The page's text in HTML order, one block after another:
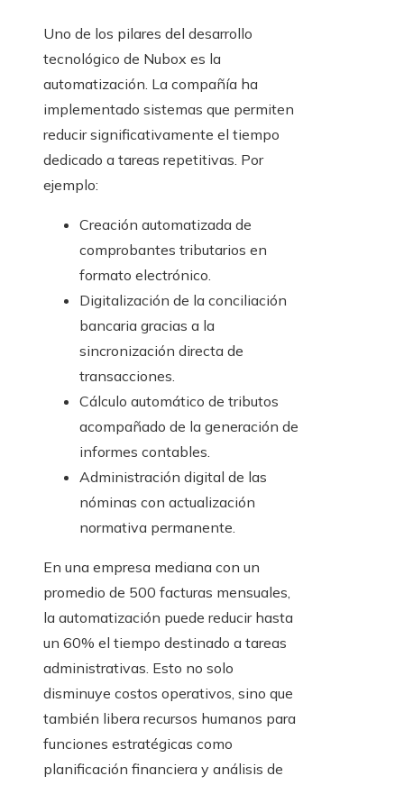
Uno de los pilares del desarrollo
tecnológico de Nubox es la
automatización. La compañía ha
implementado sistemas que permiten
reducir significativamente el tiempo
dedicado a tareas repetitivas. Por
ejemplo:
Creación automatizada de
comprobantes tributarios en
formato electrónico.
Digitalización de la conciliación
bancaria gracias a la
sincronización directa de
transacciones.
Cálculo automático de tributos
acompañado de la generación de
informes contables.
Administración digital de las
nóminas con actualización
normativa permanente.
En una empresa mediana con un
promedio de 500 facturas mensuales,
la automatización puede reducir hasta
un 60% el tiempo destinado a tareas
administrativas. Esto no solo
disminuye costos operativos, sino que
también libera recursos humanos para
funciones estratégicas como
planificación financiera y análisis de